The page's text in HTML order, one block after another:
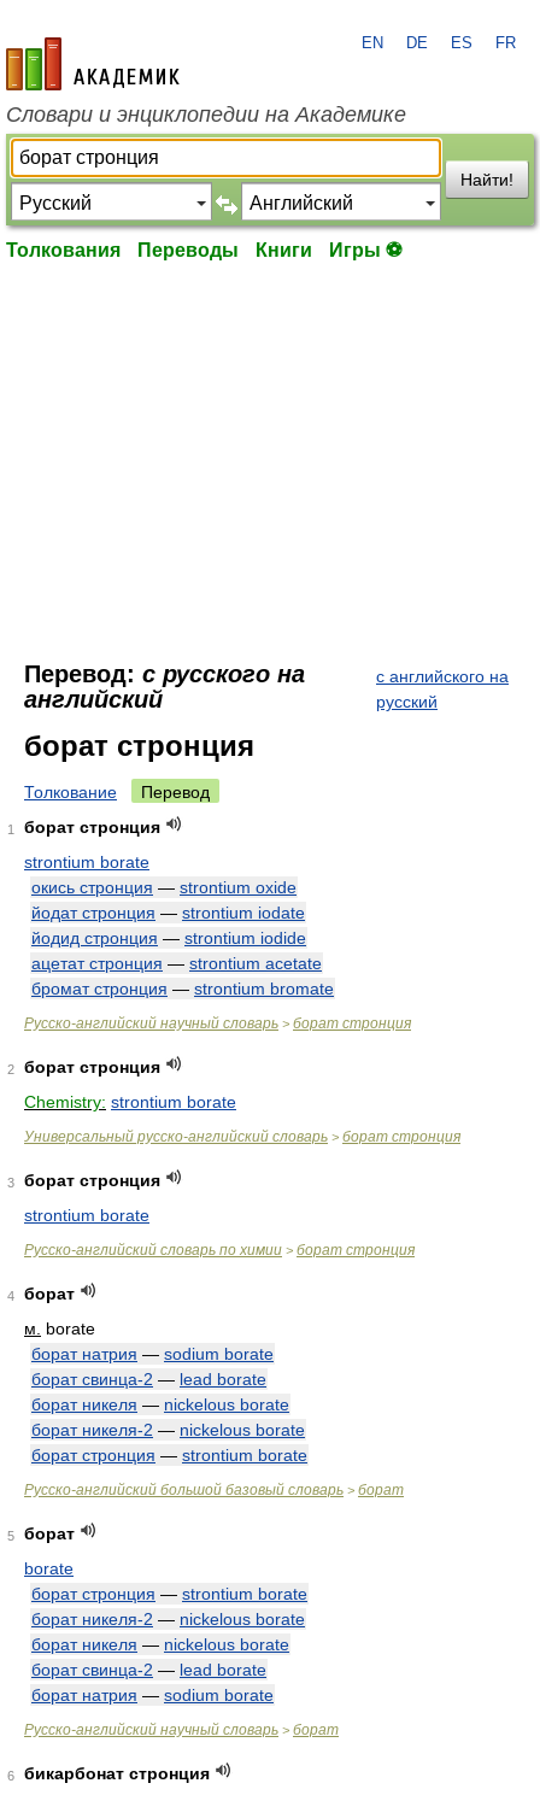
academic.ru
EN DE ES FR
Словари и энциклопедии на Академике
Найти!
Толкования Переводы Книги Игры ⚽
Перевод: с русского на
английский
с английского на
русский
борат стронция
Толкование Перевод
1
борат стронция
strontium borate
окись стронция — strontium oxide
йодат стронция — strontium iodate
йодид стронция — strontium iodide
ацетат стронция — strontium acetate
бромат стронция — strontium bromate
Русско-английский научный словарь > борат стронция
2
борат стронция
Chemistry: strontium borate
Универсальный русско-английский словарь > борат стронция
3
борат стронция
strontium borate
Русско-английский словарь по химии > борат стронция
4
борат
м.
borate
борат натрия — sodium borate
борат свинца-2 — lead borate
борат никеля — nickelous borate
борат никеля-2 — nickelous borate
борат стронция — strontium borate
Русско-английский большой базовый словарь > борат
5
борат
borate
борат стронция — strontium borate
борат никеля-2 — nickelous borate
борат никеля — nickelous borate
борат свинца-2 — lead borate
борат натрия — sodium borate
Русско-английский научный словарь > борат
6
бикарбонат стронция